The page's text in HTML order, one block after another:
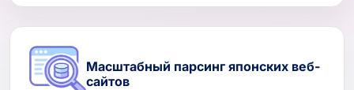
Масштабный парсинг японских веб-
сайтов